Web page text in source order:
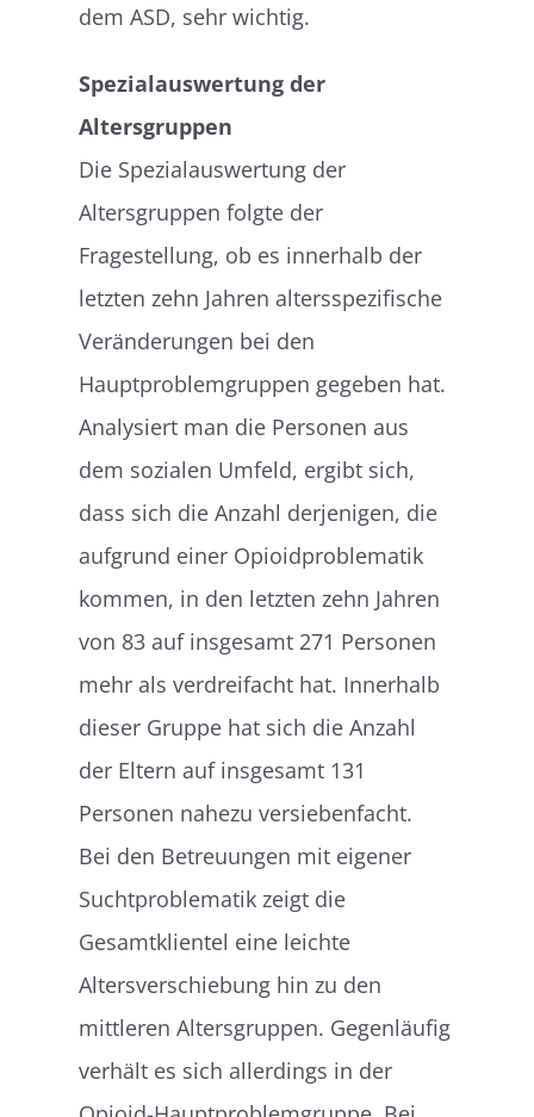
dem ASD, sehr wichtig.
Spezialauswertung der
Altersgruppen
Die Spezialauswertung der
Altersgruppen folgte der
Fragestellung, ob es innerhalb der
letzten zehn Jahren altersspezifische
Veränderungen bei den
Hauptproblemgruppen gegeben hat.
Analysiert man die Personen aus
dem sozialen Umfeld, ergibt sich,
dass sich die Anzahl derjenigen, die
aufgrund einer Opioidproblematik
kommen, in den letzten zehn Jahren
von 83 auf insgesamt 271 Personen
mehr als verdreifacht hat. Innerhalb
dieser Gruppe hat sich die Anzahl
der Eltern auf insgesamt 131
Personen nahezu versiebenfacht.
Bei den Betreuungen mit eigener
Suchtproblematik zeigt die
Gesamtklientel eine leichte
Altersverschiebung hin zu den
mittleren Altersgruppen. Gegenläufig
verhält es sich allerdings in der